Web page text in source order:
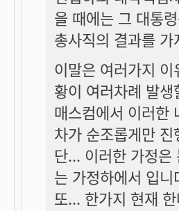
을 때에는 그 대통
총사직의 결과를
이말은 여러가지
황이 여러차례 발
매스컴에서 이러한
차가 순조롭게만
단... 이러한 가정
는 가정하에서 입니
또... 한가지 현재